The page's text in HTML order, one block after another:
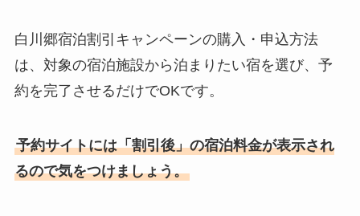
白川郷宿泊割引キャンペーンの購入・申込方法
は、対象の宿泊施設から泊まりたい宿を選び、予
約を完了させるだけでOKです。
予約サイトには「割引後」の宿泊料金が表示され
るので気をつけましょう。